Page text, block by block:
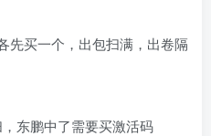
先买一个，出包扫满，出卷隔
东鹏中了需要买激活码